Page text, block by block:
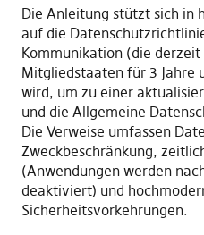
Die Anleitung stützt sich in
auf die
Kommunikation (die derzeit
Mitgliedstaaten für 3 Jahre
wird, um zu einer
und die Allgemeine
Die Verweise umfassen
Zweckbeschränkung,
(Anwendungen werden
deaktiviert) und
Sicherheitsvorkehrungen.